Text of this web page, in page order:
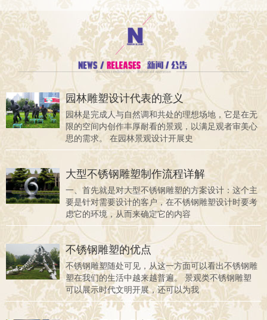
园林雕塑设计代表的意义
园林是完成人与自然调和共处的理想场地，它是在无
限的空间内创作丰厚耐看的景观，以满足观者审美心
思的需求。 在园林景观设计开展史
大型不锈钢雕塑制作流程详解
一、首先就是对大型不锈钢雕塑的方案设计：这个主
要是针对需要设计的客户，在不锈钢雕塑设计时要考
虑它的环境，从而来确定它的内容
不锈钢雕塑的优点
不锈钢雕塑随处可见，从这一方面可以看出不锈钢雕
塑在我们的生活中越来越普遍。 景观类不锈钢雕塑
可以展示时代文明开展，还可以为我